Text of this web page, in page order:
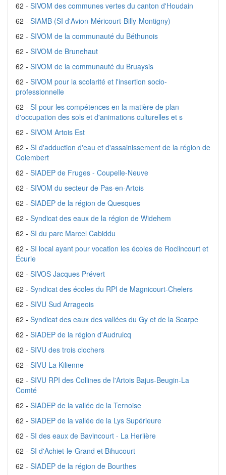
62 - SIVOM des communes vertes du canton d'Houdain
62 - SIAMB (SI d'Avion-Méricourt-Billy-Montigny)
62 - SIVOM de la communauté du Béthunois
62 - SIVOM de Brunehaut
62 - SIVOM de la communauté du Bruaysis
62 - SIVOM pour la scolarité et l'insertion socio-
professionnelle
62 - SI pour les compétences en la matière de plan
d'occupation des sols et d'animations culturelles et s
62 - SIVOM Artois Est
62 - SI d'adduction d'eau et d'assainissement de la région de
Colembert
62 - SIADEP de Fruges - Coupelle-Neuve
62 - SIVOM du secteur de Pas-en-Artois
62 - SIADEP de la région de Quesques
62 - Syndicat des eaux de la région de Widehem
62 - SI du parc Marcel Cabiddu
62 - SI local ayant pour vocation les écoles de Roclincourt et
Écurie
62 - SIVOS Jacques Prévert
62 - Syndicat des écoles du RPI de Magnicourt-Chelers
62 - SIVU Sud Arrageois
62 - Syndicat des eaux des vallées du Gy et de la Scarpe
62 - SIADEP de la région d'Audruicq
62 - SIVU des trois clochers
62 - SIVU La Kilienne
62 - SIVU RPI des Collines de l'Artois Bajus-Beugin-La
Comté
62 - SIADEP de la vallée de la Ternoise
62 - SIADEP de la vallée de la Lys Supérieure
62 - SI des eaux de Bavincourt - La Herlière
62 - SI d'Achiet-le-Grand et Bihucourt
62 - SIADEP de la région de Bourthes